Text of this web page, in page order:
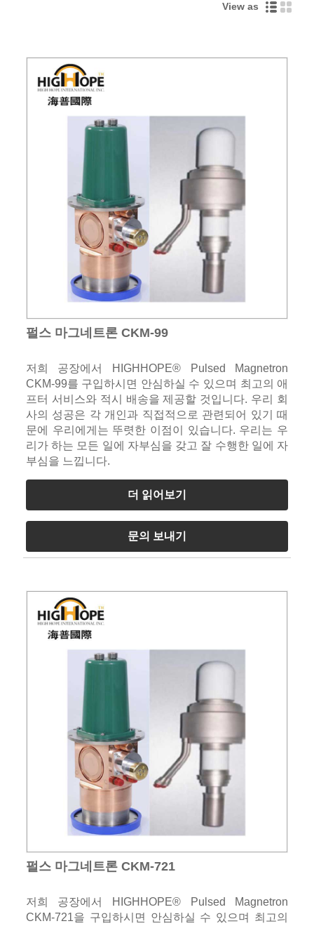
View as
펄스 마그네트론 CKM-99
저희 공장에서 HIGHHOPE® Pulsed Magnetron
CKM-99를 구입하시면 안심하실 수 있으며 최고의 애
프터 서비스와 적시 배송을 제공할 것입니다. 우리 회
사의 성공은 각 개인과 직접적으로 관련되어 있기 때
문에 우리에게는 뚜렷한 이점이 있습니다. 우리는 우
리가 하는 모든 일에 자부심을 갖고 잘 수행한 일에 자
부심을 느낍니다.
더 읽어보기
문의 보내기
펄스 마그네트론 CKM-721
저희 공장에서 HIGHHOPE® Pulsed Magnetron
CKM-721을 구입하시면 안심하실 수 있으며 최고의